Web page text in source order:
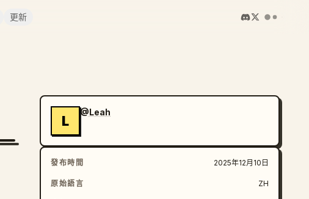
更新
L
@Leah
發布時間 2025年12月10日
原始語言 ZH